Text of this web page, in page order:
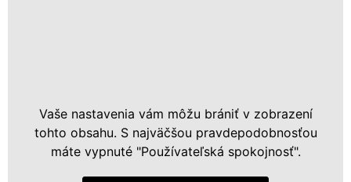
Vaše nastavenia vám môžu brániť v zobrazení
tohto obsahu. S najväčšou pravdepodobnosťou
máte vypnuté "Používateľská spokojnosť".